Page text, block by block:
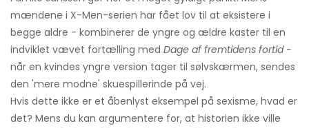
mændene i X-Men-serien har fået lov til at eksistere i
begge aldre - kombinerer de yngre og ældre kaster til en
indviklet vævet fortælling med Dage af fremtidens fortid -
når en kvindes yngre version tager til sølvskærmen, sendes
den 'mere modne' skuespillerinde på vej.
Hvis dette ikke er et åbenlyst eksempel på sexisme, hvad er
det? Mens du kan argumentere for, at historien ikke ville